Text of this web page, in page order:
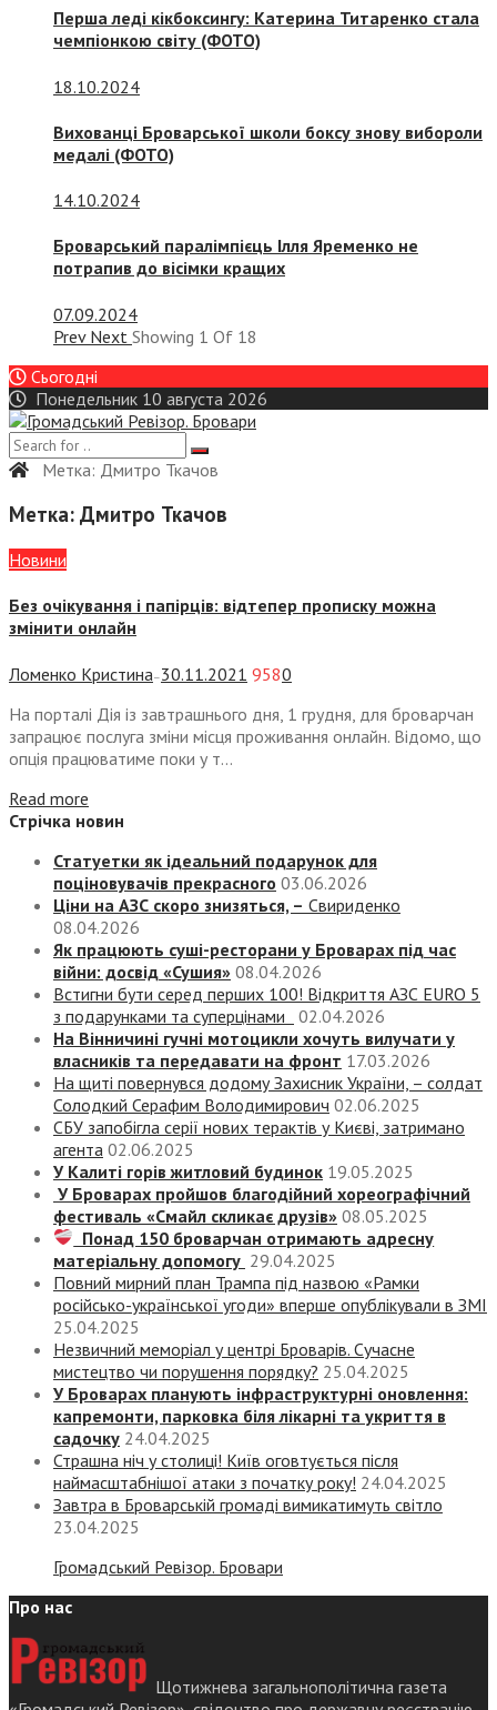
Перша леді кікбоксингу: Катерина Титаренко стала
чемпіонкою світу (ФОТО)
18.10.2024
Вихованці Броварської школи боксу знову вибороли
медалі (ФОТО)
14.10.2024
Броварський паралімпієць Ілля Яременко не
потрапив до вісімки кращих
07.09.2024
Prev Next Showing 1 Of 18
Сьогодні
Понедельник 10 августа 2026
Метка: Дмитро Ткачов
Метка: Дмитро Ткачов
Новини
Без очікування і папірців: відтепер прописку можна
змінити онлайн
Ломенко Кристина — 30.11.2021 9580
На порталі Дія із завтрашнього дня, 1 грудня, для броварчан
запрацює послуга зміни місця проживання онлайн. Відомо, що
опція працюватиме поки у т...
Read more
Стрічка новин
Статуетки як ідеальний подарунок для
поціновувачів прекрасного 03.06.2026
Ціни на АЗС скоро знизяться, – Свириденко
08.04.2026
Як працюють суші-ресторани у Броварах під час
війни: досвід «Сушия» 08.04.2026
Встигни бути серед перших 100! Відкриття АЗС EURO 5
з подарунками та суперцінами
02.04.2026
На Вінничині гучні мотоцикли хочуть вилучати у
власників та передавати на фронт 17.03.2026
На щиті повернувся додому Захисник України, – солдат
Солодкий Серафим Володимирович 02.06.2025
СБУ запобігла серії нових терактів у Києві, затримано
агента 02.06.2025
У Калиті горів житловий будинок 19.05.2025
У Броварах пройшов благодійний хореографічний
фестиваль «Смайл скликає друзів» 08.05.2025
Понад 150 броварчан отримають адресну
матеріальну допомогу 29.04.2025
Повний мирний план Трампа під назвою «‎Рамки
російсько-української угоди» вперше опублікували в ЗМІ
25.04.2025
Незвичний меморіал у центрі Броварів. Сучасне
мистецтво чи порушення порядку? 25.04.2025
У Броварах планують інфраструктурні оновлення:
капремонти, парковка біля лікарні та укриття в
садочку 24.04.2025
Страшна ніч у столиці! Київ оговтується після
наймасштабнішої атаки з початку року! 24.04.2025
Завтра в Броварській громаді вимикатимуть світло
23.04.2025
Громадський Ревізор. Бровари
Про нас
Щотижнева загальнополітична газета